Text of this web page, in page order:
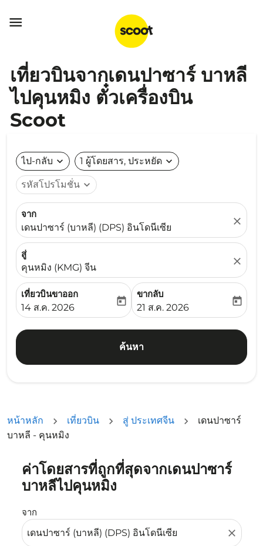

เที่ยวบินจากเดนปาซาร์ บาหลี
ไปคุนหมิง ตั๋วเครื่องบิน
Scoot
ไป-กลับ expand_more 1 ผู้โดยสาร, ประหยัด expand_more
รหัสโปรโมชั่น expand_more
จาก
เดนปาซาร์ (บาหลี) (DPS) อินโดนีเซีย
close
สู่
คุนหมิง (KMG) จีน
close
เที่ยวบินขาออก
fc-booking-departure-date-aria-label
14 ส.ค. 2026
today
ขากลับ
fc-booking-return-date-
21 ส.ค. 2026
today
ค้นหา
หน้าหลัก เที่ยวบิน สู่ ประเทศจีน
เดนปาซาร์
บาหลี - คุนหมิง
ค่าโดยสารที่ถูกที่สุดจากเดนปาซาร์
บาหลีไปคุนหมิง
จาก
close
ลองอัปเดตเส้นทางของคุณ (ต้นทางและ/หรือปลายทาง) หรื